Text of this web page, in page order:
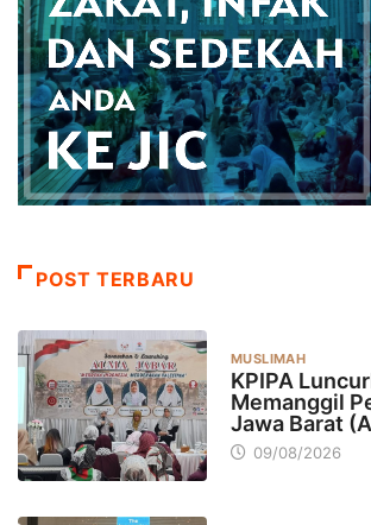
POST TERBARU
MUSLIMAH
KPIPA
Memanggil
Jawa Barat
09/08/2026